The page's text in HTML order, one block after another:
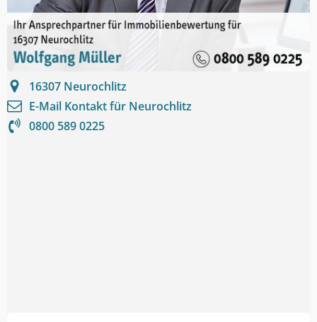
16307 Neurochlitz
E-Mail Kontakt für Neurochlitz
0800 589 0225